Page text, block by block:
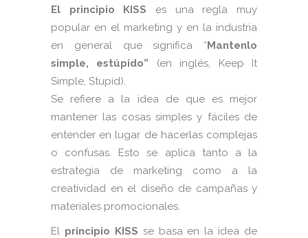
El principio KISS es una regla muy
popular en el marketing y en la industria
en general que significa “Mantenlo
simple, estúpido” (en inglés, Keep It
Simple, Stupid).
Se refiere a la idea de que es mejor
mantener las cosas simples y fáciles de
entender en lugar de hacerlas complejas
o confusas. Esto se aplica tanto a la
estrategia de marketing como a la
creatividad en el diseño de campañas y
materiales promocionales.
El principio KISS se basa en la idea de